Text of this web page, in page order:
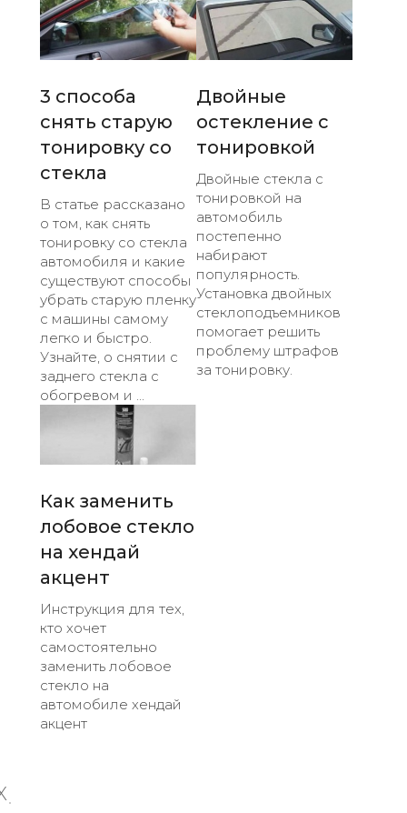
3 способа
снять старую
тонировку со
стекла
В статье рассказано
о том, как снять
тонировку со стекла
автомобиля и какие
существуют способы
убрать старую пленку
с машины самому
легко и быстро.
Узнайте, о снятии с
заднего стекла с
обогревом и ...
Двойные
остекление с
тонировкой
Двойные стекла с
тонировкой на
автомобиль
постепенно
набирают
популярность.
Установка двойных
стеклоподъемников
помогает решить
проблему штрафов
за тонировку.
Как заменить
лобовое стекло
на хендай
акцент
Инструкция для тех,
кто хочет
самостоятельно
заменить лобовое
стекло на
автомобиле хендай
акцент